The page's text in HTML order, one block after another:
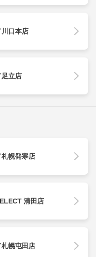
口本店
立店
幌発寒店
清田店
幌屯田店